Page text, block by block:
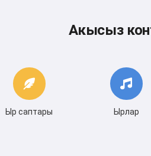
Акысыз
Ыр саптары Ырлар